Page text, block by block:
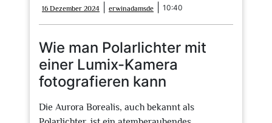
16 Dezember 2024
Dezember
2024
erwinadamsde erwinadamsde
10:40
Wie man Polarlichter mit
einer Lumix-Kamera
fotografieren kann
Die Aurora Borealis, auch bekannt als